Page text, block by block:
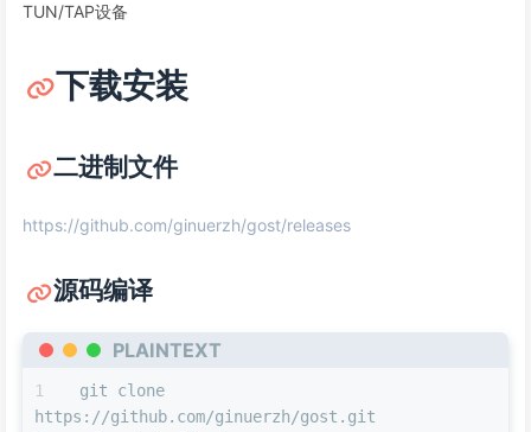
TUN/TAP设备
下载安装
二进制文件
https://github.com/ginuerzh/gost/releases
源码编译
PLAINTEXT
git clone
https://github.com/ginuerzh/gost.git